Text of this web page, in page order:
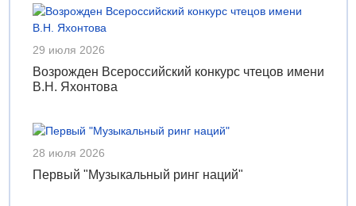
29 июля 2026
Возрожден Всероссийский конкурс чтецов имени
В.Н. Яхонтова
28 июля 2026
Первый "Музыкальный ринг наций"